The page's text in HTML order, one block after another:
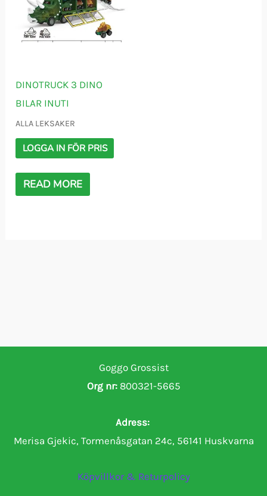
DINOTRUCK 3 DINO
BILAR INUTI
ALLA LEKSAKER
LOGGA IN FÖR PRIS
READ MORE
Goggo Grossist
Org nr:800321-5665
Adress:
Merisa Gjekic, Tormenåsgatan 24c, 56141 Huskvarna
Köpvillkor & Returpolicy